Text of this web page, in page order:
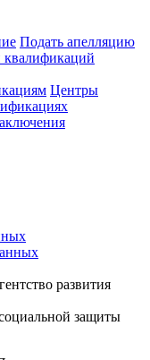
Подать апелляцию
квалификаций
Центры
развития
защиты